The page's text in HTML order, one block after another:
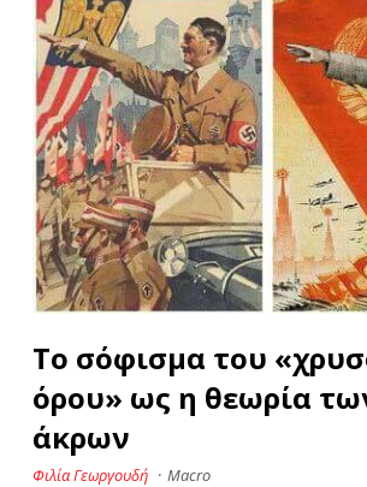
Το σόφισμα του
όρου» ως η θεωρία
άκρων
Φιλία Γεωργουδή · Macro